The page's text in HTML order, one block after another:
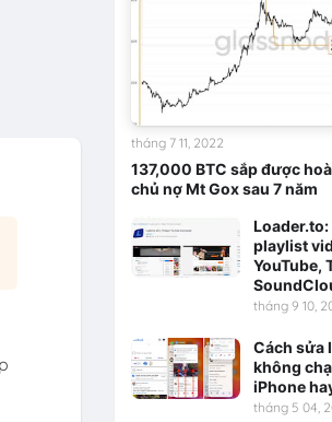
137,000 BTC sắp được
chủ nợ Mt Gox sau 7 năm
tháng 7 11, 2022
Loader.to:
playlist
YouTube,
tháng 9 10,
Cách sửa
không
iPhone
tháng 5 04,